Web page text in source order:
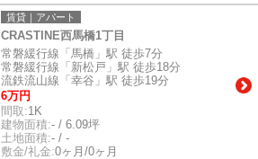
賃貸｜アパート
CRASTINE西馬橋1丁目
常磐緩行線「馬橋」駅 徒歩7分
常磐緩行線「新松戸」駅 徒歩18分
流鉄流山線「幸谷」駅 徒歩19分
6万円
間取:1K
建物面積:- / 6.09坪
土地面積:- / -
敷金/礼金:0ヶ月/0ヶ月